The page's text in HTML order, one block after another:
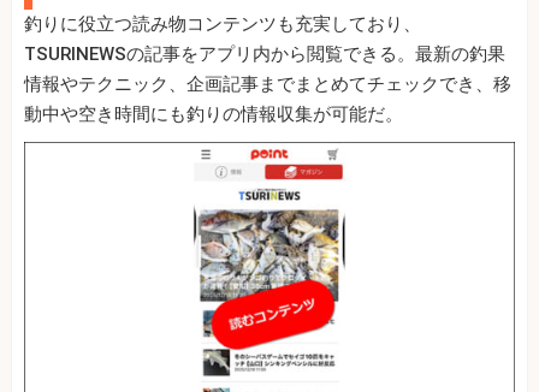
釣りに役立つ読み物コンテンツも充実しており、
TSURINEWSの記事をアプリ内から閲覧できる。最新の釣果
情報やテクニック、企画記事までまとめてチェックでき、移
動中や空き時間にも釣りの情報収集が可能だ。